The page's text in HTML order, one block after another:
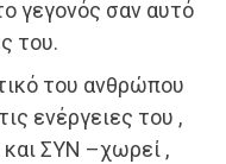
γεγονός σαν αυτό
του.
του ανθρώπου
ενέργειες του ,
και ΣΥΝ –χωρεί ,